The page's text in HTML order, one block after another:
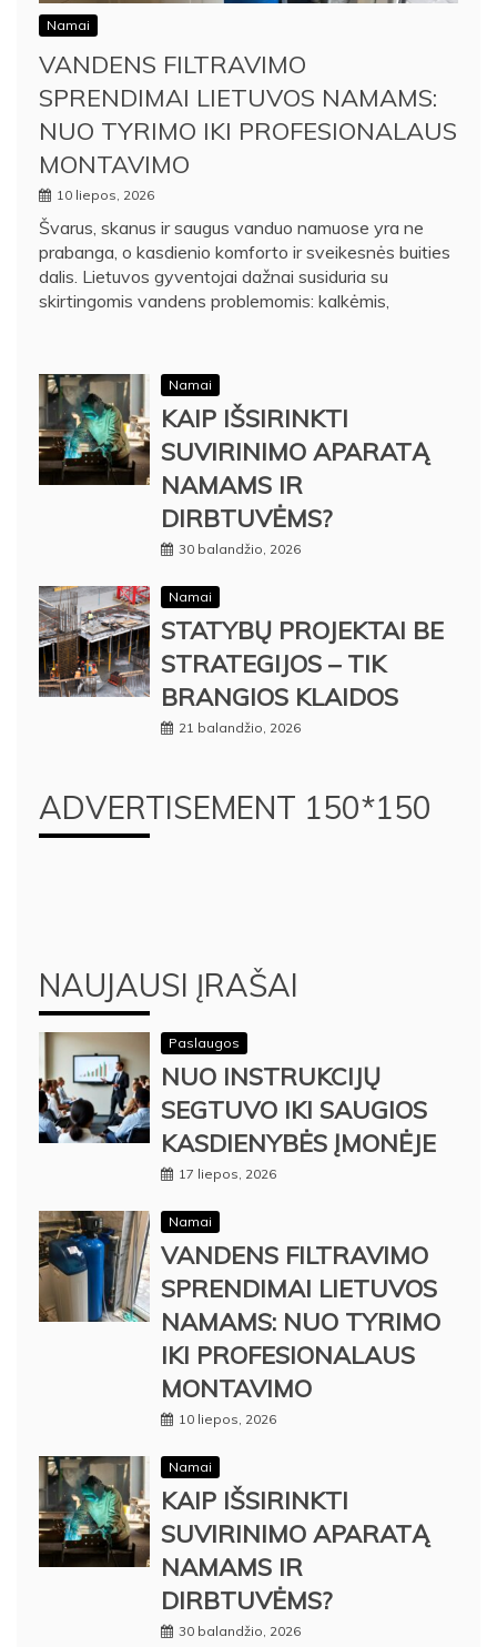
Namai
VANDENS FILTRAVIMO
SPRENDIMAI LIETUVOS NAMAMS:
NUO TYRIMO IKI PROFESIONALAUS
MONTAVIMO
10 liepos, 2026
Švarus, skanus ir saugus vanduo namuose yra ne
prabanga, o kasdienio komforto ir sveikesnės buities
dalis. Lietuvos gyventojai dažnai susiduria su
skirtingomis vandens problemomis: kalkėmis,
Namai
KAIP IŠSIRINKTI
SUVIRINIMO APARATĄ
NAMAMS IR
DIRBTUVĖMS?
30 balandžio, 2026
Namai
STATYBŲ PROJEKTAI BE
STRATEGIJOS – TIK
BRANGIOS KLAIDOS
21 balandžio, 2026
ADVERTISEMENT 150*150
NAUJAUSI ĮRAŠAI
Paslaugos
NUO INSTRUKCIJŲ
SEGTUVO IKI SAUGIOS
KASDIENYBĖS ĮMONĖJE
17 liepos, 2026
Namai
VANDENS FILTRAVIMO
SPRENDIMAI LIETUVOS
NAMAMS: NUO TYRIMO
IKI PROFESIONALAUS
MONTAVIMO
10 liepos, 2026
Namai
KAIP IŠSIRINKTI
SUVIRINIMO APARATĄ
NAMAMS IR
DIRBTUVĖMS?
30 balandžio, 2026